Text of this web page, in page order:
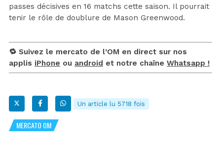
passes décisives en 16 matchs cette saison. Il pourrait
tenir le rôle de doublure de Mason Greenwood.
🔁 Suivez le mercato de l’OM en direct sur nos
applis iPhone ou android et notre chaîne Whatsapp !
Un article lu 5718 fois
MERCATO OM